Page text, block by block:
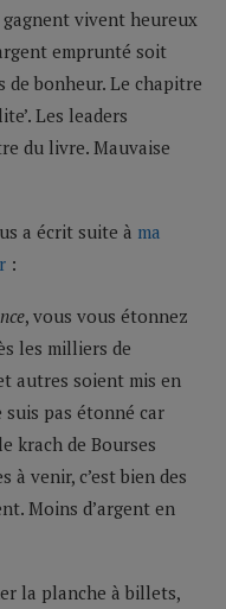
gagnent vivent heureux
emprunté soit
de bonheur. Le chapitre
Les leaders
du livre. Mauvaise
a écrit suite à ma
:
, vous vous étonnez
les milliers de
autres soient mis en
pas étonné car
krach de Bourses
à venir, c’est bien des
Moins d’argent en
la planche à billets,